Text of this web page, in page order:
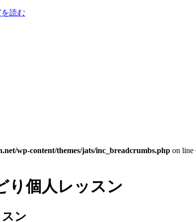
読む
wp-content/themes/jats/inc_breadcrumbs.php on line
ン